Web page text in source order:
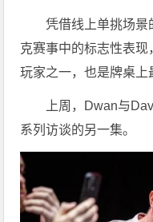
凭借线上单挑场景
克赛事中的标志性表
玩家之一，也是牌桌上
上周，Dwan与
系列访谈的另一集。